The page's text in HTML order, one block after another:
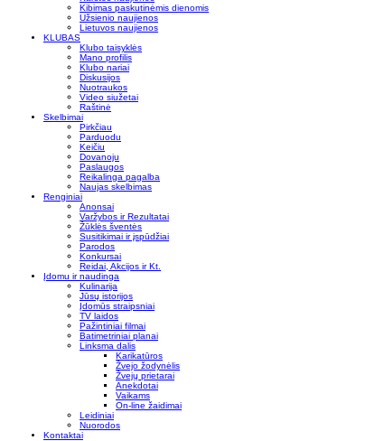
Kibimas paskutinėmis dienomis
Užsienio naujienos
Lietuvos naujienos
KLUBAS
Klubo taisyklės
Mano profilis
Klubo nariai
Diskusijos
Nuotraukos
Video siužetai
Raštinė
Skelbimai
Pirkčiau
Parduodu
Keičiu
Dovanoju
Paslaugos
Reikalinga pagalba
Naujas skelbimas
Renginiai
Anonsai
Varžybos ir Rezultatai
Žūklės šventės
Susitikimai ir įspūdžiai
Parodos
Konkursai
Reidai, Akcijos ir Kt.
Įdomu ir naudinga
Kulinarija
Jūsų istorijos
Įdomūs straipsniai
TV laidos
Pažintiniai filmai
Batimetriniai planai
Linksma dalis
Karikatūros
Žvejo žodynėlis
Žvejų prietarai
Anekdotai
Vaikams
On-line žaidimai
Leidiniai
Nuorodos
Kontaktai